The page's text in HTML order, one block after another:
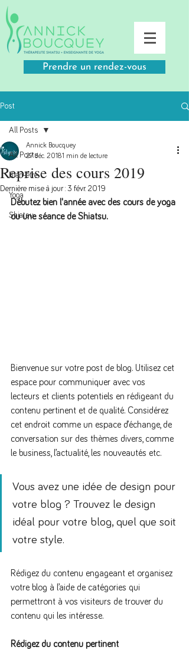
Prendre un rendez-vous
Post
All Posts
Bien-être
Yoga
Shiatsu
All Posts
Reprise des cours 2019
Annick Boucquey
27 déc. 20181 min de lecture
Dernière mise à jour : 3 févr. 2019
Débutez bien l'année avec des cours de yoga
ou une séance de Shiatsu.
Bienvenue sur votre post de blog. Utilisez cet
espace pour communiquer avec vos
lecteurs et clients potentiels en rédigeant du
contenu pertinent et de qualité. Considérez
cet endroit comme un espace d’échange, de
conversation sur des thèmes divers, comme
le business, l’actualité, les nouveautés etc.
Vous avez une idée de design pour
votre blog ? Trouvez le design
idéal pour votre blog, quel que soit
votre style.
Rédigez du contenu engageant et organisez
votre blog à l’aide de catégories qui
permettront à vos visiteurs de trouver du
contenu qui les intéresse.
Rédigez du contenu pertinent